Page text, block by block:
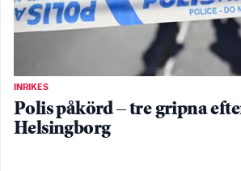
INRIKES
Polis påkörd – tre gripna
Helsingborg